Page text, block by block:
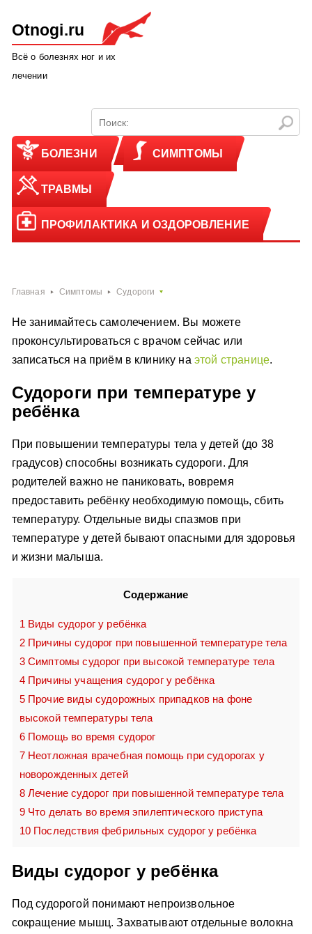
Otnogi.ru
Всё о болезнях ног и их
лечении
БОЛЕЗНИ СИМПТОМЫ
ТРАВМЫ
ПРОФИЛАКТИКА И ОЗДОРОВЛЕНИЕ
Главная Симптомы Судороги
Не занимайтесь самолечением. Вы можете
проконсультироваться с врачом сейчас или
записаться на приём в клинику на этой странице.
Судороги при температуре у
ребёнка
При повышении температуры тела у детей (до 38
градусов) способны возникать судороги. Для
родителей важно не паниковать, вовремя
предоставить ребёнку необходимую помощь, сбить
температуру. Отдельные виды спазмов при
температуре у детей бывают опасными для здоровья
и жизни малыша.
Содержание
1 Виды судорог у ребёнка
2Причины судорог при повышенной температуре тела
3Симптомы судорог при высокой температуре тела
4Причины учащения судорог у ребёнка
5Прочие виды судорожных припадков на фоне
высокой температуры тела
6Помощь во время судорог
7Неотложная врачебная помощь при судорогах у
новорожденных детей
8Лечение судорог при повышенной температуре тела
9Что делать во время эпилептического приступа
10Последствия фебрильных судорог у ребёнка
Виды судорог у ребёнка
Под судорогой понимают непроизвольное
сокращение мышц. Захватывают отдельные волокна